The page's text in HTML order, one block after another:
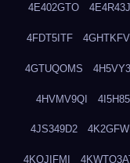
4E402GTO
4FDT5ITF
4GTUQOMS
4HVMV9QI
4JS349D2
4KQJIFMI